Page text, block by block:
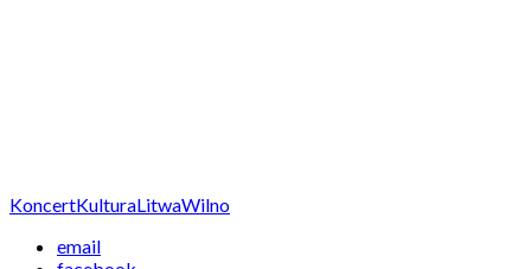
KoncertKulturaLitwaWilno
email